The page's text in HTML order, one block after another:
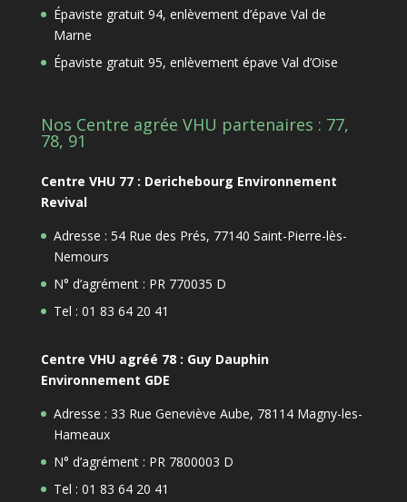
Épaviste gratuit 94, enlèvement d’épave Val de
Marne
Épaviste gratuit 95, enlèvement épave Val d’Oise
Nos Centre agrée VHU partenaires : 77,
78, 91
Centre VHU 77 : Derichebourg Environnement
Revival
Adresse : 54 Rue des Prés, 77140 Saint-Pierre-lès-
Nemours
N° d’agrément : PR 770035 D
Tel : 01 83 64 20 41
Centre VHU agréé 78 : Guy Dauphin
Environnement GDE
Adresse : 33 Rue Geneviève Aube, 78114 Magny-les-
Hameaux
N° d’agrément : PR 7800003 D
Tel : 01 83 64 20 41